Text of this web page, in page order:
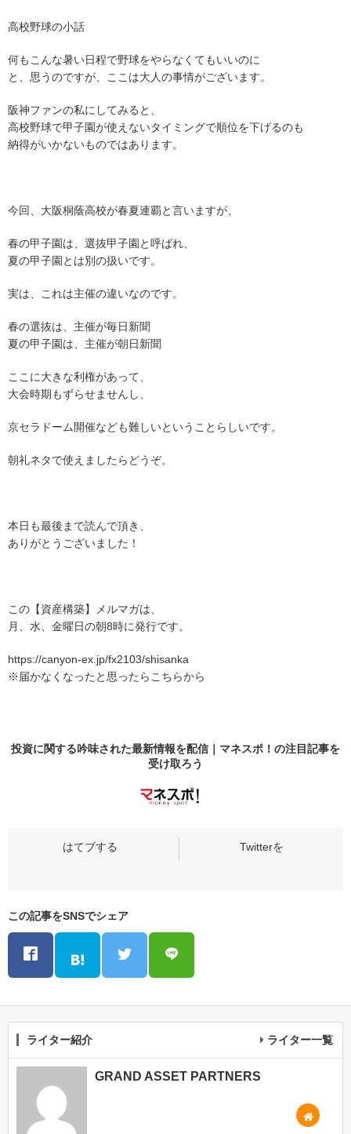
高校野球の小話
何もこんな暑い日程で野球をやらなくてもいいのに
と、思うのですが、ここは大人の事情がございます。
阪神ファンの私にしてみると、
高校野球で甲子園が使えないタイミングで順位を下げるのも
納得がいかないものではあります。
今回、大阪桐蔭高校が春夏連覇と言いますが、
春の甲子園は、選抜甲子園と呼ばれ、
夏の甲子園とは別の扱いです。
実は、これは主催の違いなのです。
春の選抜は、主催が毎日新聞
夏の甲子園は、主催が朝日新聞
ここに大きな利権があって、
大会時期もずらせませんし、
京セラドーム開催なども難しいということらしいです。
朝礼ネタで使えましたらどうぞ。
本日も最後まで読んで頂き、
ありがとうございました！
この【資産構築】メルマガは、
月、水、金曜日の朝8時に発行です。
https://canyon-ex.jp/fx2103/shisanka
※届かなくなったと思ったらこちらから
投資に関する吟味された最新情報を配信｜マネスポ！の注目記事を
受け取ろう
この記事をSNSでシェア
ライター紹介 ライター一覧
GRAND ASSET PARTNERS